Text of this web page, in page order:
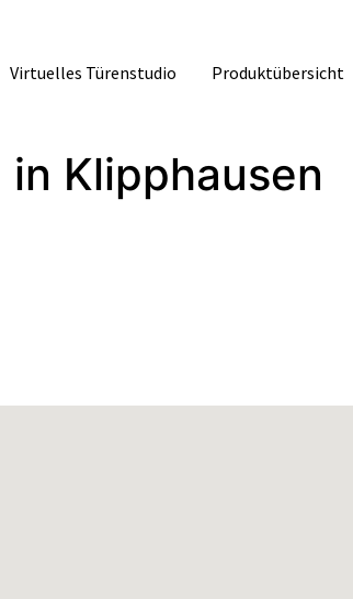
Virtuelles Türenstudio Produktübersicht
in Klipphausen